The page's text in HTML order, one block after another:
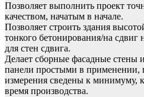
Позволяет выполнить проект
качеством, начатым в начале.
Позволяет строить здания
тонкого бетонирования/на сдвиг
для стен сдвига.
Делает сборные фасадные стены
панели простыми в применении,
измерения сведены к минимуму,
время производства.